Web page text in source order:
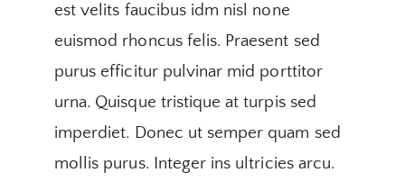
est velits faucibus idm nisl none
euismod rhoncus felis. Praesent sed
purus efficitur pulvinar mid porttitor
urna. Quisque tristique at turpis sed
imperdiet. Donec ut semper quam sed
mollis purus. Integer ins ultricies arcu.